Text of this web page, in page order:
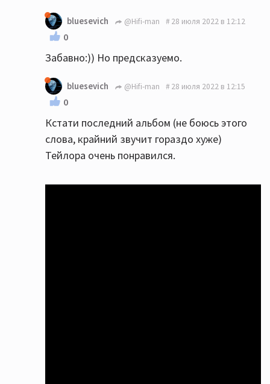
bluesevich @Hifi-man 28 июля 2022 в 12:12
0
Забавно:)) Но предсказуемо.
bluesevich @Hifi-man 28 июля 2022 в 12:15
0
Кстати последний альбом (не боюсь этого
слова, крайний звучит гораздо хуже)
Тейлора очень понравился.